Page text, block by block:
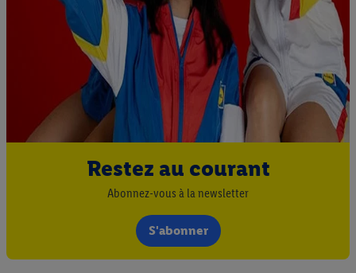
Restez au courant
Abonnez-vous à la newsletter
S'abonner